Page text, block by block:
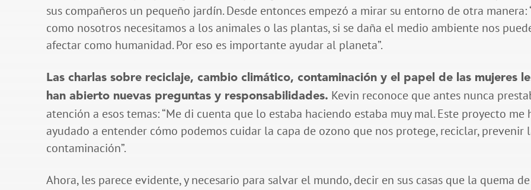
sus compañeros un pequeño jardín. Desde entonces empezó a mirar su entorno de otra manera:
como nosotros necesitamos a los animales o las plantas, si se daña el medio ambiente nos
afectar como humanidad. Por eso es importante ayudar al planeta”.
Las charlas sobre reciclaje, cambio climático, contaminación y el papel de las mujeres
han abierto nuevas preguntas y responsabilidades. Kevin reconoce que antes nunca
atención a esos temas: “Me di cuenta que lo estaba haciendo estaba muy mal. Este proyecto me
ayudado a entender cómo podemos cuidar la capa de ozono que nos protege, reciclar, prevenir
contaminación”.
Ahora, les parece evidente, y necesario para salvar el mundo, decir en sus casas que la quema de